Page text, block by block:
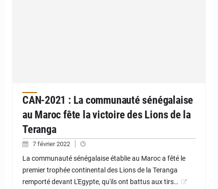
CAN-2021 : La communauté sénégalaise
au Maroc fête la victoire des Lions de la
Teranga
7 février 2022
La communauté sénégalaise établie au Maroc a fêté le
premier trophée continental des Lions de la Teranga
remporté devant L'Egypte, qu'ils ont battus aux tirs…